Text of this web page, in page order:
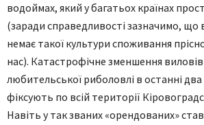
водоймах, який у багатьох країнах
(заради справедливості зазначимо, що
немає такої культури споживання
нас). Катастрофічне зменшення виловів
любительської риболовлі в останні
фіксують по всій території
Навіть у так званих «орендованих»